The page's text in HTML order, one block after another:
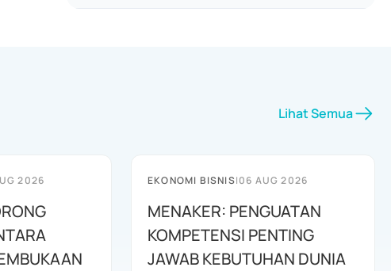
Lihat Semua
2026 EKONOMI BISNIS|06 AUG 2026
MENAKER: PENGUATAN
KOMPETENSI PENTING
JAWAB KEBUTUHAN DUNIA